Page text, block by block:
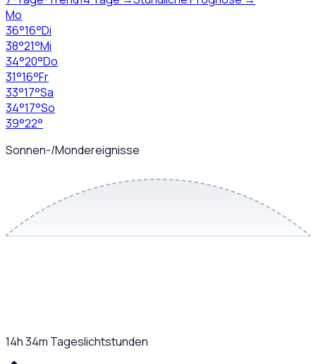
Mo
36°16°Di
38°21°Mi
34°20°Do
31°16°Fr
33°17°Sa
34°17°So
39°22°
Sonnen-/Mondereignisse
14h 34m Tageslichtstunden